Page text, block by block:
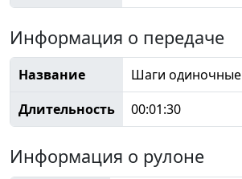
Информация о передаче
Название
Шаги одиночные
Длительность
00:01:30
Информация о рулоне